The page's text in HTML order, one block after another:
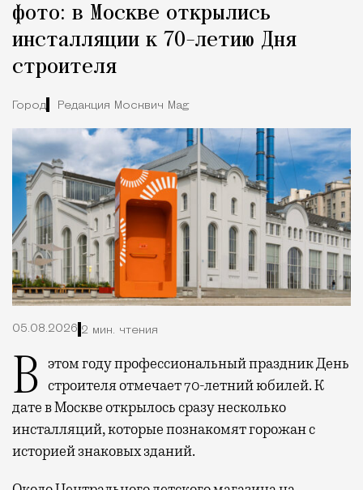
фото: в Москве открылись
инсталляции к 70-летию Дня
строителя
Город Редакция Москвич Mag
05.08.2026 2 мин. чтения
В этом году профессиональный праздник День строителя отмечает 70-летний юбилей. К
дате в Москве открылось сразу несколько
инсталляций, которые познакомят горожан с
историей знаковых зданий.